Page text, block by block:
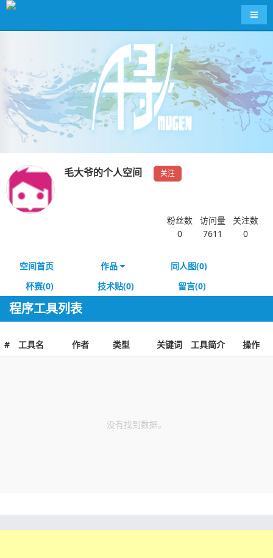
导航
毛大爷的个人空间 关注
粉丝数
0
访问量
7611
关注数
0
空间首页 作品
同人图(0)
杯赛(0)
技术贴(0) 留言(0)
程序工具列表
# 工具名 作者 类型 关键词 工具简介 操作
没有找到数据。